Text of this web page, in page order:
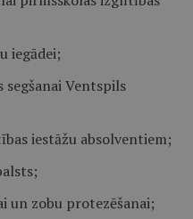
iegādei;
segšanai Ventspils
iestāžu absolventiem;
un zobu protezēšanai;